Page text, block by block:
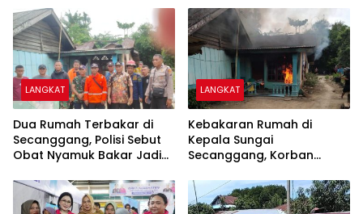
LANGKAT
Dua Rumah Terbakar di
Secanggang, Polisi Sebut
Obat Nyamuk Bakar Jadi
LANGKAT
Kebakaran Rumah di
Kepala Sungai
Secanggang, Korban